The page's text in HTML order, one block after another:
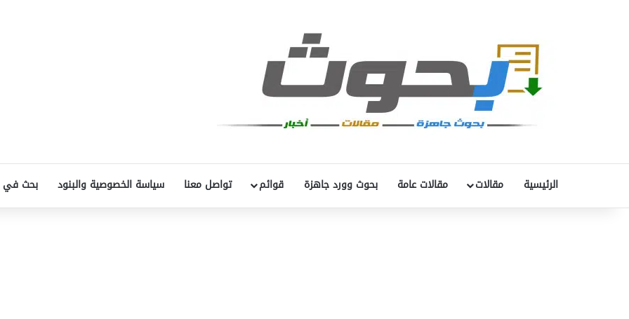
الرئيسية مقالات مقالات عامة بحوث وورد جاهزة قوائم تواصل معنا سياسة الخصوصية والبنود بحث في